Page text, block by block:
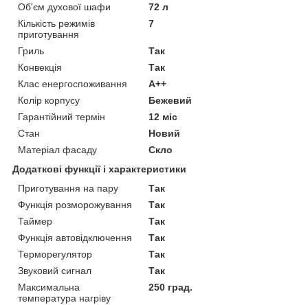
Об'єм духової шафи
72 л
Кількість режимів
приготування
7
Гриль
Так
Конвекція
Так
Клас енергоспоживання
A++
Колір корпусу
Бежевий
Гарантійний термін
12 міс
Стан
Новий
Матеріал фасаду
Скло
Додаткові функції і характеристики
Приготування на пару
Так
Функція розморожування
Так
Таймер
Так
Функція автовідключення
Так
Терморегулятор
Так
Звуковий сигнал
Так
Максимальна
температура нагріву
250 град.